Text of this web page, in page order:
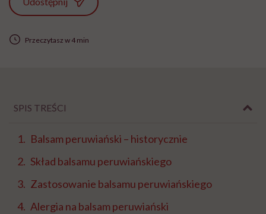
Przeczytasz w 4 min
SPIS TREŚCI
Balsam peruwiański – historycznie
Skład balsamu peruwiańskiego
Zastosowanie balsamu peruwiańskiego
Alergia na balsam peruwiański